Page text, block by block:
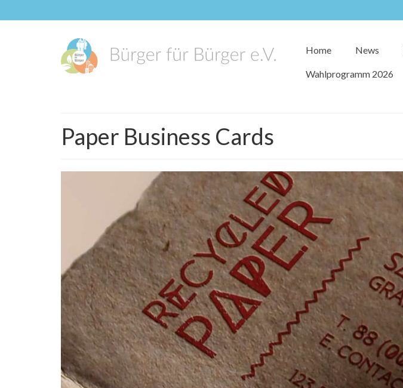
Home News
Wahlprogramm 2026
Paper Business Cards